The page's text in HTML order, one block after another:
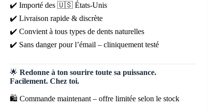
✔️ Importé des 🇺🇸 États-Unis
✔️ Livraison rapide & discrète
✔️ Convient à tous types de dents naturelles
✔️ Sans danger pour l’émail – cliniquement testé
🌟 Redonne à ton sourire toute sa puissance.
Facilement. Chez toi.
🛍️ Commande maintenant – offre limitée selon le stock